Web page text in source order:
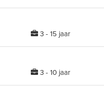
3 - 15 jaar
3 - 10 jaar